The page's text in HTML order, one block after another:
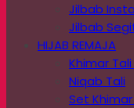
Jilbab
Jilbab
HIJAB REMAJA
Khimar
Niqab Tali
Set